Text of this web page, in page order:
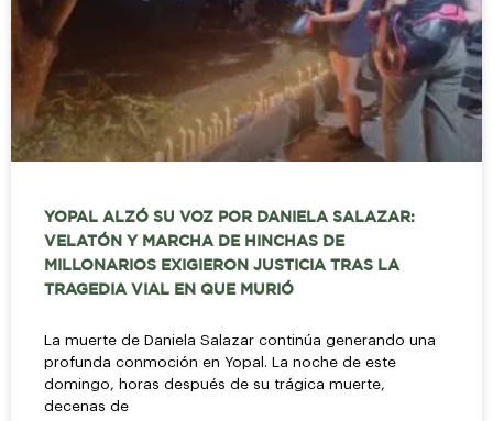
YOPAL ALZÓ SU VOZ POR DANIELA SALAZAR:
VELATÓN Y MARCHA DE HINCHAS DE
MILLONARIOS EXIGIERON JUSTICIA TRAS LA
TRAGEDIA VIAL EN QUE MURIÓ
La muerte de Daniela Salazar continúa generando una
profunda conmoción en Yopal. La noche de este
domingo, horas después de su trágica muerte,
decenas de